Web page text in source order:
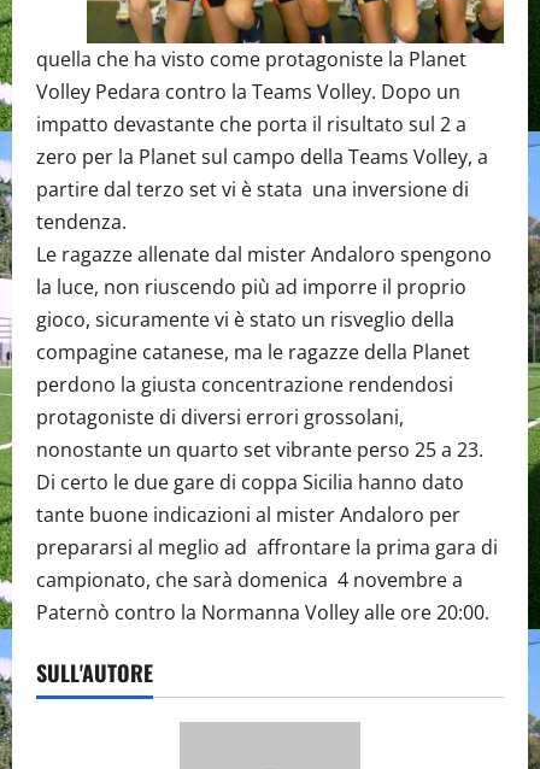
quella che ha visto come protagoniste la Planet
Volley Pedara contro la Teams Volley. Dopo un
impatto devastante che porta il risultato sul 2 a
zero per la Planet sul campo della Teams Volley, a
partire dal terzo set vi è stata una inversione di
tendenza.
Le ragazze allenate dal mister Andaloro spengono
la luce, non riuscendo più ad imporre il proprio
gioco, sicuramente vi è stato un risveglio della
compagine catanese, ma le ragazze della Planet
perdono la giusta concentrazione rendendosi
protagoniste di diversi errori grossolani,
nonostante un quarto set vibrante perso 25 a 23.
Di certo le due gare di coppa Sicilia hanno dato
tante buone indicazioni al mister Andaloro per
prepararsi al meglio ad affrontare la prima gara di
campionato, che sarà domenica 4 novembre a
Paternò contro la Normanna Volley alle ore 20:00.
SULL'AUTORE